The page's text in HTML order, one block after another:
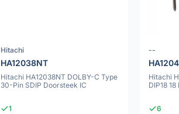
Hitachi
HA12038NT
Hitachi HA12038NT DOLBY-C Type
30-Pin SDIP Doorsteek IC
1
--
Hitachi
DIP18 18
6